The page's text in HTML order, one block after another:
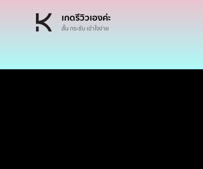
เกดรีวิวเองค่ะ
สั้น กระชับ เข้าใจง่าย